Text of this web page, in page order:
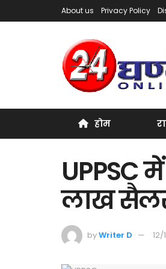
About us Privacy Policy
होम
UPPSC
लाख
byWriter D 12/